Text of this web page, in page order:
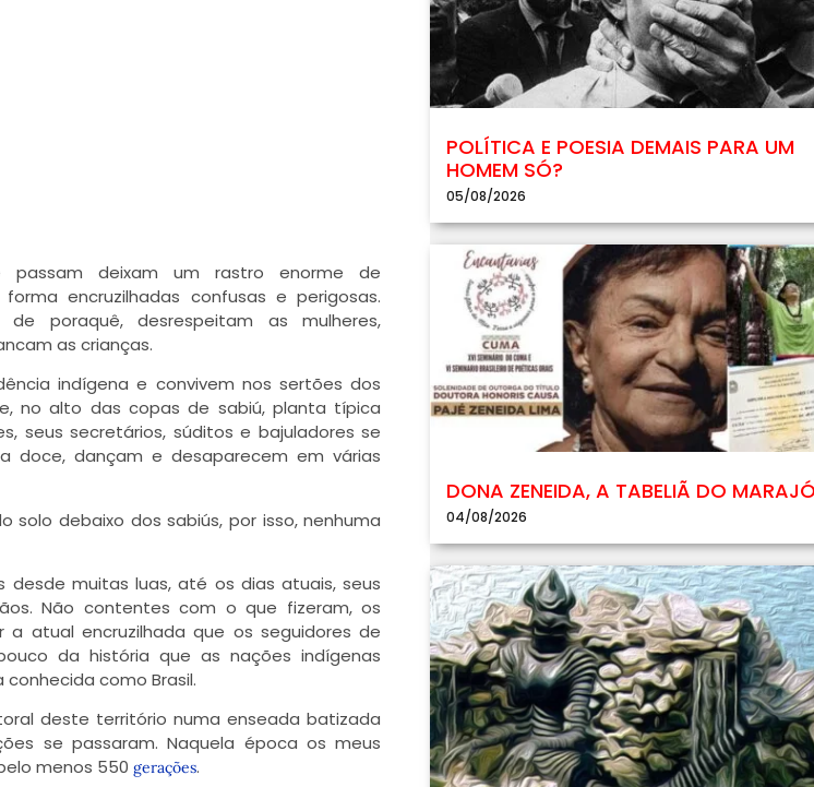
passam deixam um rastro enorme de
encruzilhadas confusas e perigosas.
poraquê, desrespeitam as mulheres,
as crianças.
indígena e convivem nos sertões dos
no alto das copas de sabiú, planta típica
seus secretários, súditos e bajuladores se
doce, dançam e desaparecem em várias
debaixo dos sabiús, por isso, nenhuma
desde muitas luas, até os dias atuais, seus
Não contentes com o que fizeram, os
atual encruzilhada que os seguidores de
da história que as nações indígenas
como Brasil.
deste território numa enseada batizada
se passaram. Naquela época os meus
menos 550 gerações.
POLÍTICA E POESIA DEMAIS PARA UM
HOMEM SÓ?
05/08/2026
DONA ZENEIDA, A TABELIÃ DO
04/08/2026